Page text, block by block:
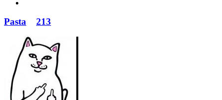
Pasta 213